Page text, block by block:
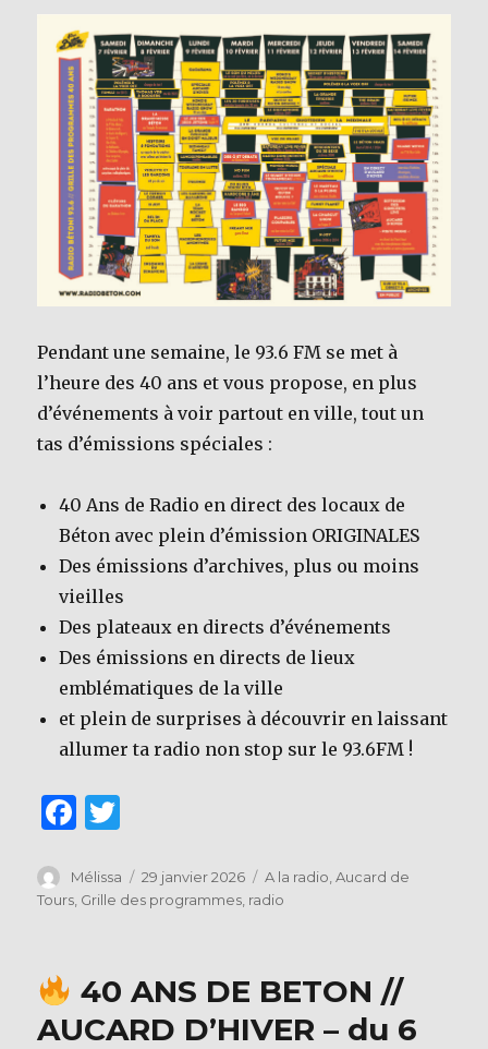
Pendant une semaine, le 93.6 FM se met à
l’heure des 40 ans et vous propose, en plus
d’événements à voir partout en ville, tout un
tas d’émissions spéciales :
40 Ans de Radio en direct des locaux de
Béton avec plein d’émission ORIGINALES
Des émissions d’archives, plus ou moins
vieilles
Des plateaux en directs d’événements
Des émissions en directs de lieux
emblématiques de la ville
et plein de surprises à découvrir en laissant
allumer ta radio non stop sur le 93.6FM !
F
c
e
o
o
it
te
Auteur
Mélissa
Publié
le
29 janvier 2026 Catégories
A la radio,Aucard de
Tours, Grille des programmes, radio
40 ANS DE BETON //
AUCARD D’HIVER – du 6